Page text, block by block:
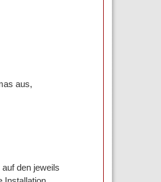
aus,
den jeweils